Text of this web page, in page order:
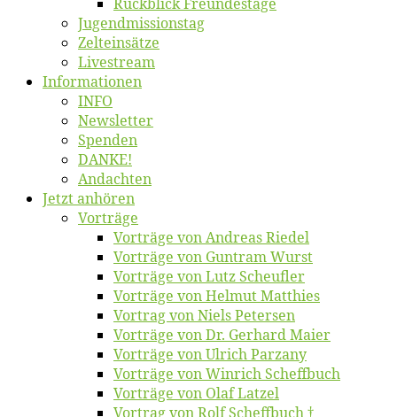
Jugend­mis­sions­tag
Zelt­ein­sät­ze
Live­stream
Informatio­nen
INFO
News­let­ter
Spen­den
DANKE!
An­dach­ten
Jetzt an­hö­ren
Vor­trä­ge
Vor­trä­ge von An­dre­as Riedel
Vor­trä­ge von Gun­tram Wurst
Vor­trä­ge von Lutz Scheufler
Vor­trä­ge von Hel­mut Matthies
Vor­trag von Niels Petersen
Vor­trä­ge von Dr. Ger­hard Maier
Vor­trä­ge von Ul­rich Parzany
Vor­trä­ge von Win­rich Scheffbuch
Vor­trä­ge von Olaf Latzel
Vor­trag von Rolf Scheffbuch †